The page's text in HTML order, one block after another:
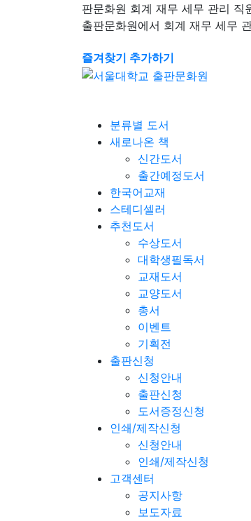
판문화원 회계 재무 세무 관리 직
출판문화원에서 회계 재무 세무
즐겨찾기 추가하기
분류별 도서
새로나온 책
신간도서
출간예정도서
한국어교재
스테디셀러
추천도서
수상도서
대학생필독서
교재도서
교양도서
총서
이벤트
기획전
출판신청
신청안내
출판신청
도서증정신청
인쇄/제작신청
신청안내
인쇄/제작신청
고객센터
공지사항
보도자료